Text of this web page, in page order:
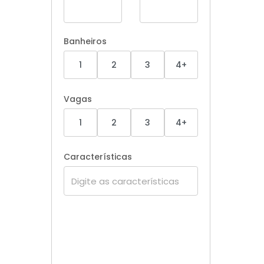
Banheiros
1
2 3 4+
Vagas
1
2 3 4+
Características